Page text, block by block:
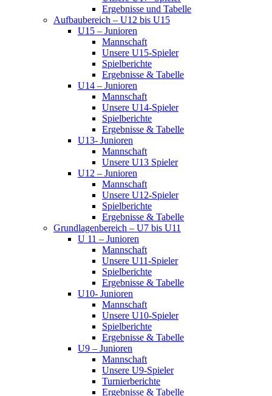
Ergebnisse und Tabelle
Aufbaubereich – U12 bis U15
U15 – Junioren
Mannschaft
Unsere U15-Spieler
Spielberichte
Ergebnisse & Tabelle
U14 – Junioren
Mannschaft
Unsere U14-Spieler
Spielberichte
Ergebnisse & Tabelle
U13- Junioren
Mannschaft
Unsere U13 Spieler
U12 – Junioren
Mannschaft
Unsere U12-Spieler
Spielberichte
Ergebnisse & Tabelle
Grundlagenbereich – U7 bis U11
U 11 – Junioren
Mannschaft
Unsere U11-Spieler
Spielberichte
Ergebnisse & Tabelle
U10- Junioren
Mannschaft
Unsere U10-Spieler
Spielberichte
Ergebnisse & Tabelle
U9 – Junioren
Mannschaft
Unsere U9-Spieler
Turnierberichte
Ergebnisse & Tabelle